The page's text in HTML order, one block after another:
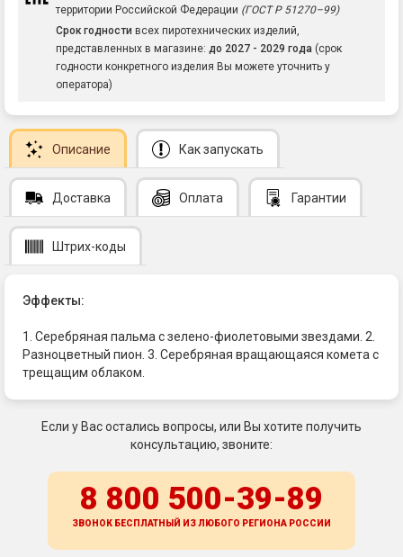
территории Российской Федерации (ГОСТ Р 51270–99)
Срок годности всех пиротехнических изделий,
представленных в магазине: до 2027 - 2029 года (срок
годности конкретного изделия Вы можете уточнить у
оператора)
Описание Как запускать
Доставка Оплата Гарантии
Штрих-коды
Эффекты:
1. Серебряная пальма с зелено-фиолетовыми звездами. 2.
Разноцветный пион. 3. Серебряная вращающаяся комета с
трещащим облаком.
Если у Вас остались вопросы, или Вы хотите получить
консультацию, звоните:
8 800 500-39-89
ЗВОНОК БЕСПЛАТНЫЙ ИЗ ЛЮБОГО РЕГИОНА РОССИИ